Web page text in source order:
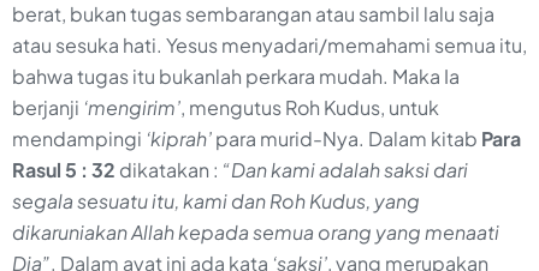
berat, bukan tugas sembarangan atau sambil lalu saja
atau sesuka hati. Yesus menyadari/memahami semua itu,
bahwa tugas itu bukanlah perkara mudah. Maka Ia
berjanji ‘mengirim’, mengutus Roh Kudus, untuk
mendampingi ‘kiprah’para murid-Nya. Dalam kitab Para
Rasul 5 : 32 dikatakan : “Dan kami adalah saksi dari
segala sesuatu itu, kami dan Roh Kudus, yang
dikaruniakan Allah kepada semua orang yang menaati
Dia”. Dalam ayat ini ada kata ‘saksi’, yang merupakan